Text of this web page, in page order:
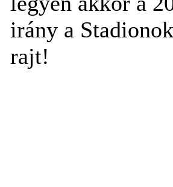
irány a
rajt!